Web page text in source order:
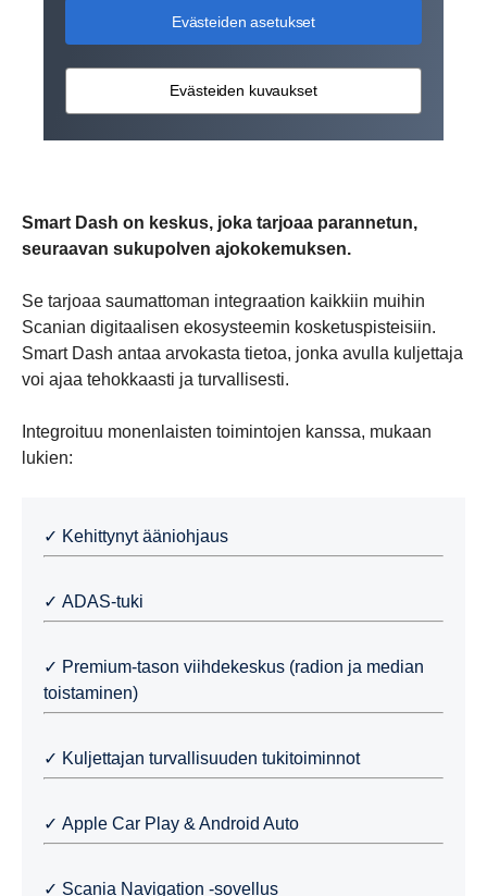
Evästeiden asetukset
Evästeiden kuvaukset
Smart Dash on keskus, joka tarjoaa parannetun,
seuraavan sukupolven ajokokemuksen.
Se tarjoaa saumattoman integraation kaikkiin muihin
Scanian digitaalisen ekosysteemin kosketuspisteisiin.
Smart Dash antaa arvokasta tietoa, jonka avulla kuljettaja
voi ajaa tehokkaasti ja turvallisesti.
Integroituu monenlaisten toimintojen kanssa, mukaan
lukien:
✓ Kehittynyt ääniohjaus
✓ ADAS-tuki
✓ Premium-tason viihdekeskus (radion ja median
toistaminen)
✓ Kuljettajan turvallisuuden tukitoiminnot
✓ Apple Car Play & Android Auto
✓ Scania Navigation -sovellus